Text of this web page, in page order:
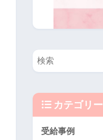
カテゴリー
受給事例